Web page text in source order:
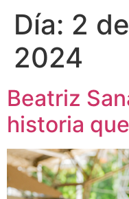
Día: 2
2024
Beatriz
historia